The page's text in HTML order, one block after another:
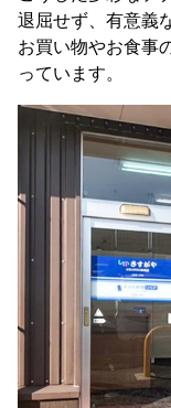
退屈せず、有意義
お買い物やお食事
っています。